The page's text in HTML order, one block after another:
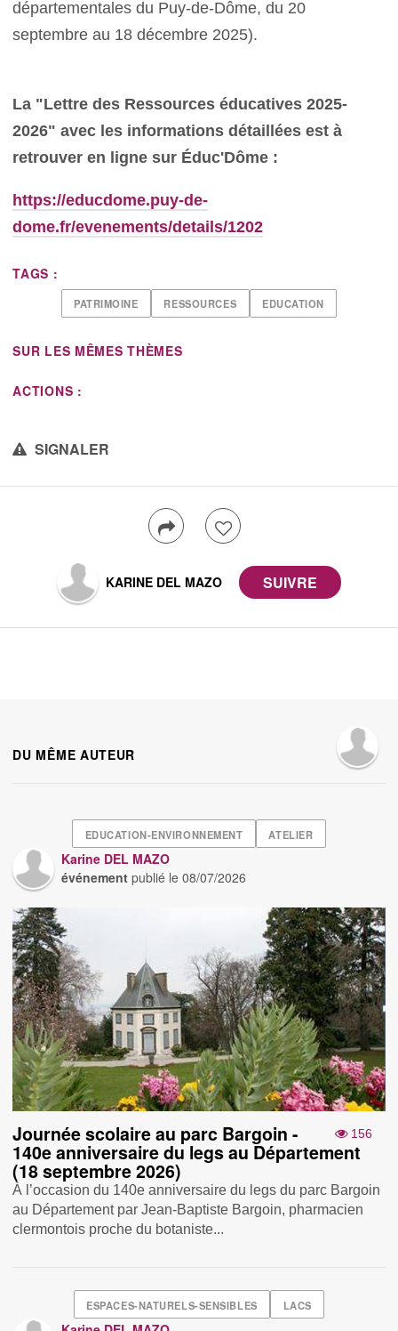
départementales du Puy-de-Dôme, du 20
septembre au 18 décembre 2025).
La "Lettre des Ressources éducatives 2025-
2026" avec les informations détaillées est à
retrouver en ligne sur Éduc'Dôme :
https://educdome.puy-de-
dome.fr/evenements/details/1202
TAGS :
PATRIMOINE RESSOURCES EDUCATION
SUR LES MÊMES THÈMES
ACTIONS :
SIGNALER
KARINE DEL MAZO
DU MÊME AUTEUR
EDUCATION-ENVIRONNEMENT ATELIER
Karine DEL MAZO
événement publié le08/07/2026
156
Journée scolaire au parc Bargoin -
140e anniversaire du legs au Département
(18 septembre 2026)
À l’occasion du 140e anniversaire du legs du parc Bargoin
au Département par Jean-Baptiste Bargoin, pharmacien
clermontois proche du botaniste...
ESPACES-NATURELS-SENSIBLES LACS